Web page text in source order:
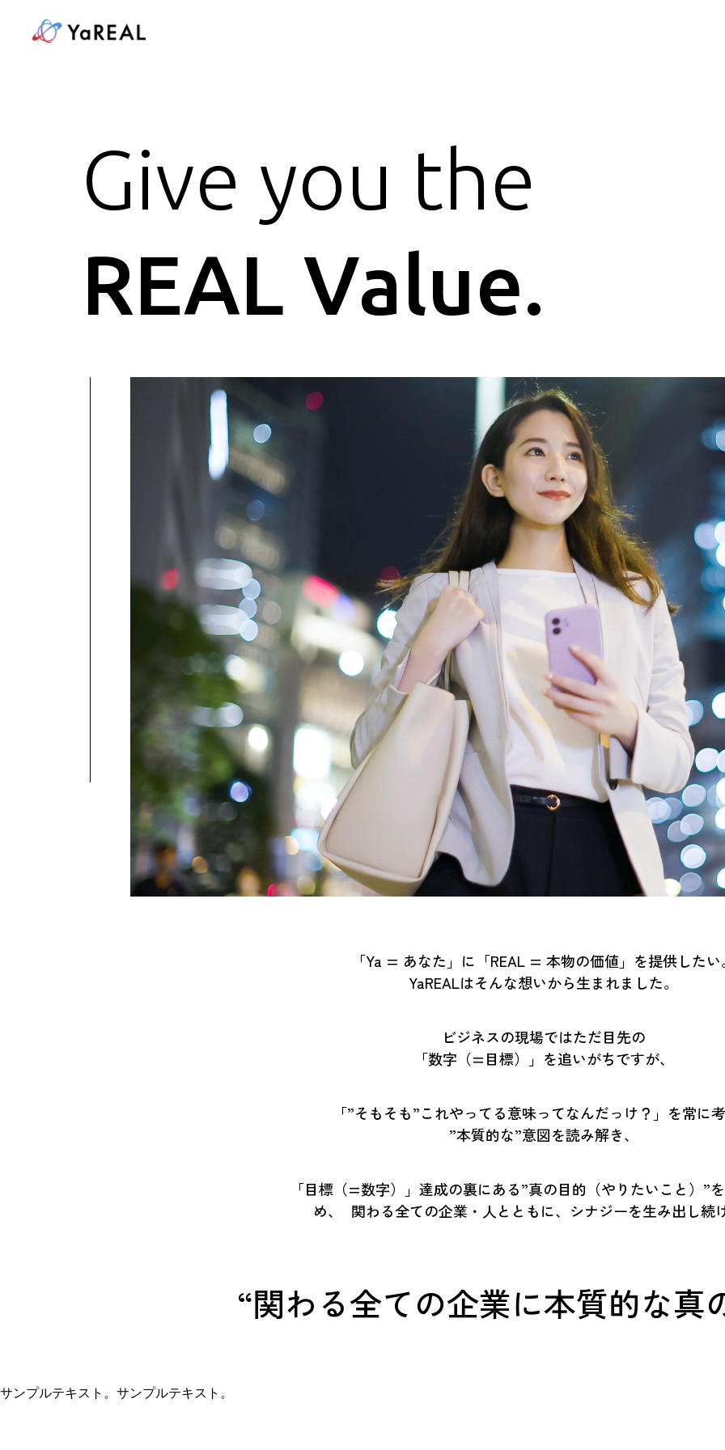
Give you the
REAL Value.
「Ya = あなた」に「REAL = 本物の価値」を提供した
YaREALはそんな想いから生まれました。
ビジネスの現場ではただ目先の
「数字（=目標）」を追いがちですが、
「”そもそも”これやってる意味ってなんだっけ？」を常に
”本質的な”意図を読み解き、
「目標（=数字）」達成の裏にある”真の目的（やりたいこと）”
め、 関わる全ての企業・人とともに、シナジーを生み出し続
“関わる全ての企業に本質的な真
サンプルテキスト。サンプルテキスト。